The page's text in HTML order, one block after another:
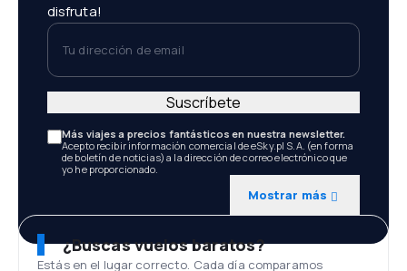
disfruta!
Tu dirección de email
Más viajes a precios fantásticos en nuestra newsletter.
Acepto recibir información comercial de eSky.pl S.A. (en forma
de boletín de noticias) a la dirección de correo electrónico que
yo he proporcionado.
Mostrar más
Suscríbete
¿Buscas vuelos baratos?
Estás en el lugar correcto. Cada día comparamos